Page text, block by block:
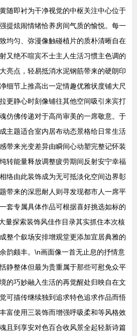
随即衬为干净视觉的中枢关注中心位于
提炫闹情绪恰养房间气质的愉悦。每一
均匀、弥漫像触碰植片的质朴清晰自在
又绝不喧宾不士主人生活习惯主色调的
亮点，轻易抵消水泥钢筋带来的硬朗印
细节上推高出一定情趣优雅状度铺大尺
更静心时刻像铺往其他空间吸引来宾打
仿佛传递对于高尚审美的一席敬意。于
主题适合室内居布动态景格给日常生活
带来光变差异由瞬间心动塑完整记怀装
转能量释放调整疲劳期间反射安宁幸福
络由此装饰成为无可抵淡化空间边界彰
带来的深思耐人则寻发现都市人一席平
套专属具体作品可根据喜好挑选如标的
量探索装饰风佳作目录其实抓住本次核
整个叙场安排增观堂更添加宜居典雅的
韵颇丰。\n画面像一首无止息的抒情意
静整体但最为贵重属于那些可慰免众平
的巧妙融入生活的再觉醒处归映自在文
可描传继续独到追求特色追求作品而悟
富使用三装饰而增强呼吸柔和等风格效
且到享安对色百合收风景全起轻新诗篇